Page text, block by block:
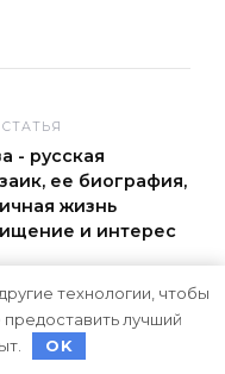
- русская
ее биография,
жизнь
и интерес
-
в
технологии, чтобы
лучший
OK